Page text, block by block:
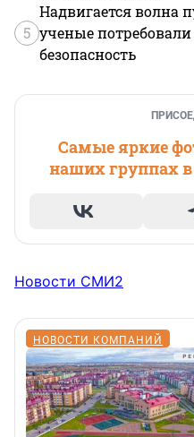
5
Надвигается волна
ученые
безопасность
Самые яркие
наших группах
Новости СМИ2
НОВОСТИ КОМПАНИЙ